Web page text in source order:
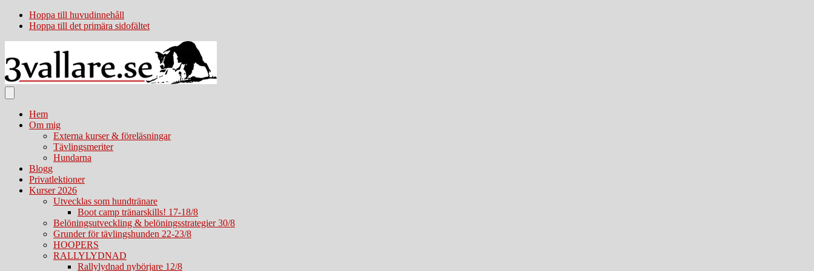
Hoppa till huvudinnehåll
Hoppa till det primära sidofältet
Hem
Om mig
Externa kurser & föreläsningar
Tävlingsmeriter
Hundarna
Blogg
Privatlektioner
Kurser 2026
Utvecklas som hundtränare
Boot camp tränarskills! 17-18/8
Belöningsutveckling & belöningsstrategier 30/8
Grunder för tävlingshunden 22-23/8
HOOPERS
RALLYLYDNAD
Rallylydnad nybörjare 12/8